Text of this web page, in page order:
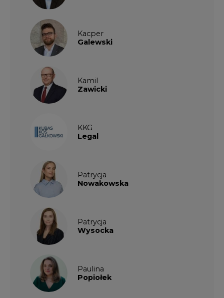
Kacper
Galewski
Kamil
Zawicki
KKG
Legal
Patrycja
Nowakowska
Patrycja
Wysocka
Paulina
Popiołek